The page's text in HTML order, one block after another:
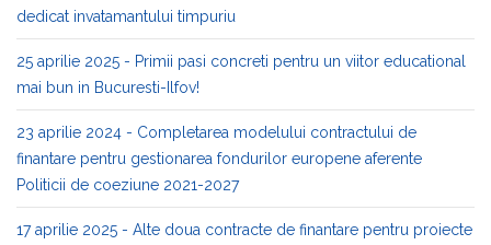
dedicat invatamantului timpuriu
25 aprilie 2025 - Primii pasi concreti pentru un viitor educational
mai bun in Bucuresti-Ilfov!
23 aprilie 2024 - Completarea modelului contractului de
finantare pentru gestionarea fondurilor europene aferente
Politicii de coeziune 2021-2027
17 aprilie 2025 - Alte doua contracte de finantare pentru proiecte